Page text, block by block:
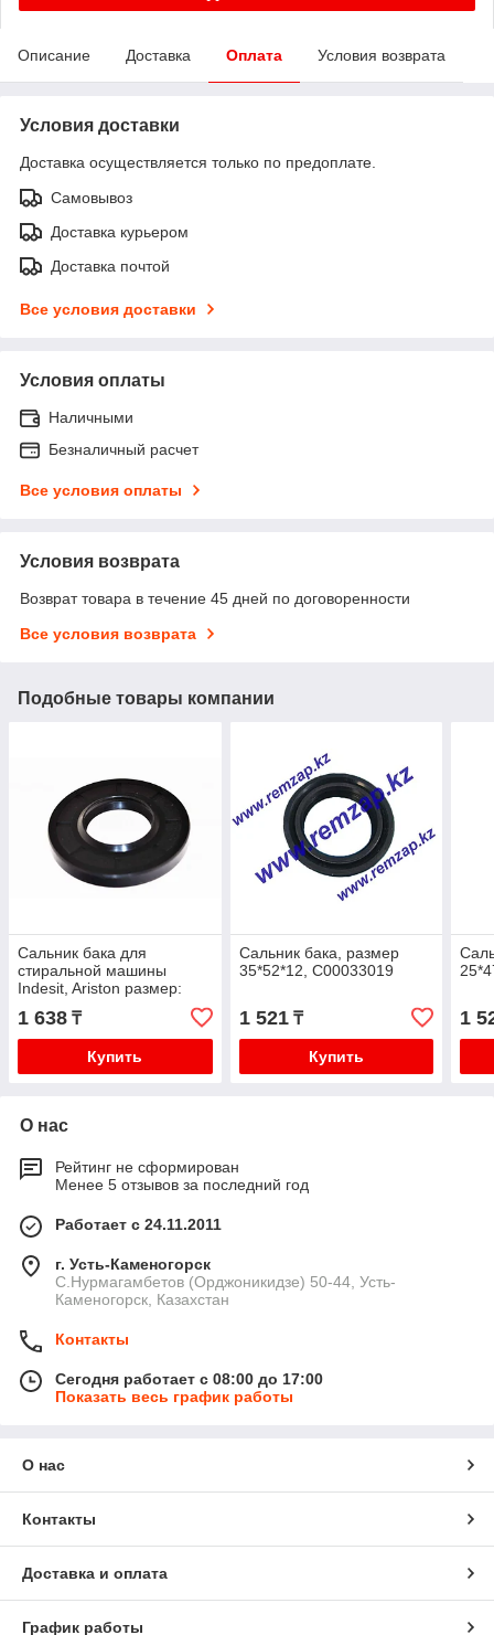
Описание Доставка Оплата Условия возврата
Условия доставки
Доставка осуществляется только по предоплате.
Самовывоз
Доставка курьером
Доставка почтой
Все условия доставки
Условия оплаты
Наличными
Безналичный расчет
Все условия оплаты
Условия возврата
Возврат товара в течение 45 дней по договоренности
Все условия возврата
Подобные товары компании
Сальник бака для
стиральной машины
Indesit, Ariston размер:
25*53.5*10/14 ,
25x53.5x10/14 WT243
1 638 ₸
Купить
Сальник бака, размер
35*52*12, С00033019
1 521₸
Купить
1
О нас
Рейтинг не сформирован
Менее 5 отзывов за последний год
Работает с 24.11.2011
г. Усть-Каменогорск
С.Нурмагамбетов (Орджоникидзе) 50-44, Усть-
Каменогорск, Казахстан
Контакты
Сегодня работает с 08:00 до 17:00
Показать весь график работы
О нас
Контакты
Доставка и оплата
График работы